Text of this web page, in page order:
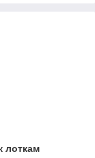
лоткам